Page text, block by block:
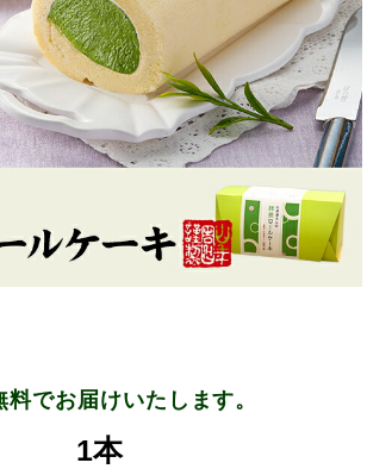
料でお届けいたします。
1本